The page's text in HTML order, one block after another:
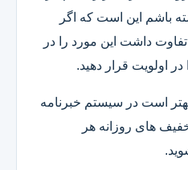
باشم این است که اگر
داشت این مورد را در
اولویت قرار دهید.
است در سیستم خبرنامه
های روزانه هر